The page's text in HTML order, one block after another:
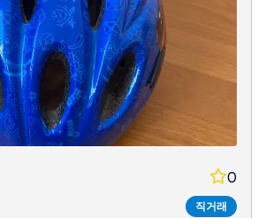
0
직거래